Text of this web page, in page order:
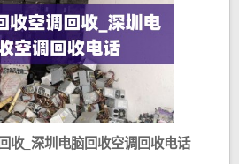
收_深圳电脑回收空调回收电话